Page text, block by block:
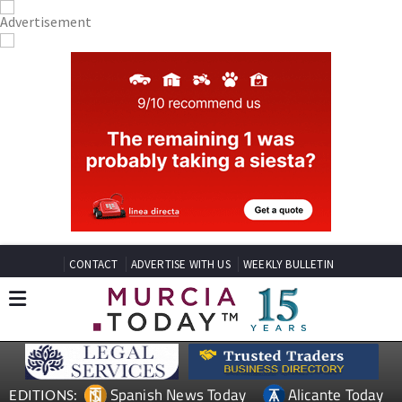
CONTACT ADVERTISE WITH US WEEKLY BULLETIN
EDITIONS: Spanish News Today Alicante Today